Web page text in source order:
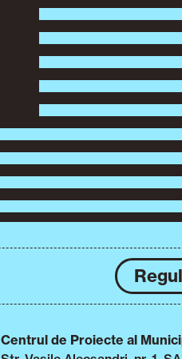
Centrul de Proiecte al